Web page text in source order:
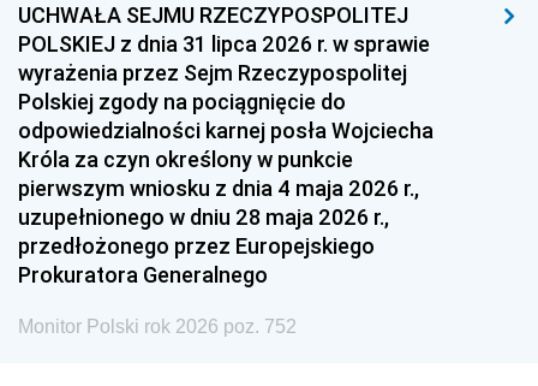
UCHWAŁA SEJMU RZECZYPOSPOLITEJ
POLSKIEJ z dnia 31 lipca 2026 r. w sprawie
wyrażenia przez Sejm Rzeczypospolitej
Polskiej zgody na pociągnięcie do
odpowiedzialności karnej posła Wojciecha
Króla za czyn określony w punkcie
pierwszym wniosku z dnia 4 maja 2026 r.,
uzupełnionego w dniu 28 maja 2026 r.,
przedłożonego przez Europejskiego
Prokuratora Generalnego
Monitor Polski rok 2026 poz. 752